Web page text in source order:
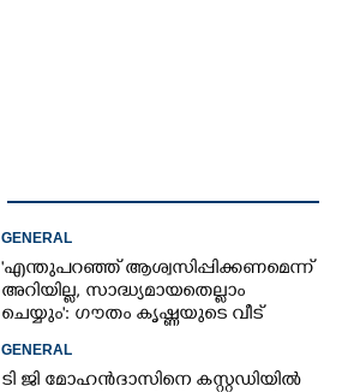
GENERAL
'എന്തുപറഞ്ഞ് ആശ്വസിപ്പിക്കണമെന്ന്
അറിയില്ല, സാദ്ധ്യമായതെല്ലാം
ചെയ്യും': ഗൗതം കൃഷ്ണയുടെ വീട്
GENERAL
ടി ജി മോഹൻദാസിനെ കസ്റ്റഡിയിൽ